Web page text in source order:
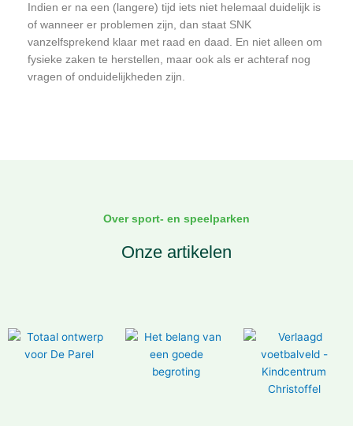
Indien er na een (langere) tijd iets niet helemaal duidelijk is
of wanneer er problemen zijn, dan staat SNK
vanzelfsprekend klaar met raad en daad. En niet alleen om
fysieke zaken te herstellen, maar ook als er achteraf nog
vragen of onduidelijkheden zijn.
Over sport- en speelparken
Onze artikelen